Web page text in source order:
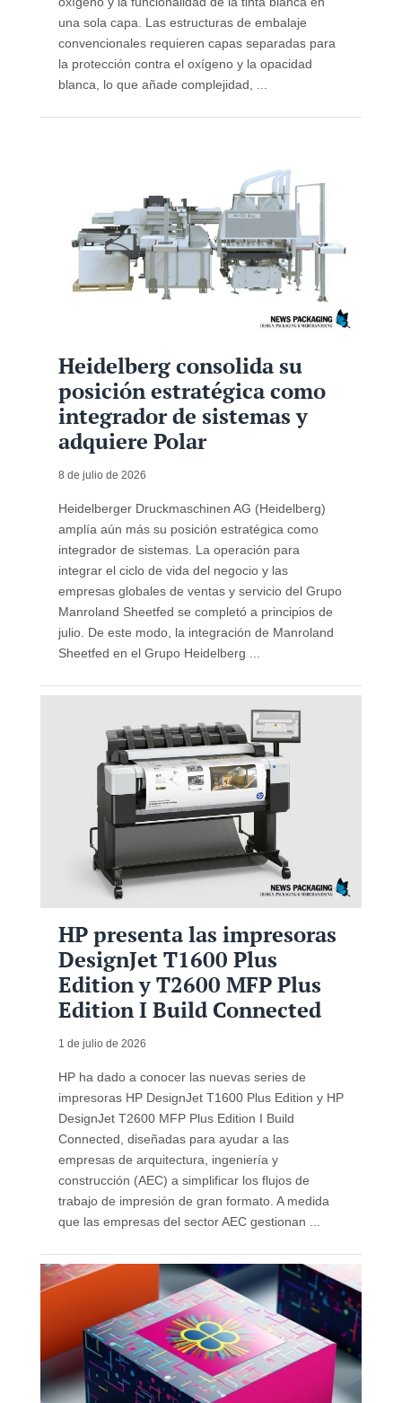
una sola capa. Las estructuras de embalaje
convencionales requieren capas separadas para
la protección contra el oxígeno y la opacidad
blanca, lo que añade complejidad, ...
Heidelberg consolida su
posición estratégica como
integrador de sistemas y
adquiere Polar
8 de julio de 2026
Heidelberger Druckmaschinen AG (Heidelberg)
amplía aún más su posición estratégica como
integrador de sistemas. La operación para
integrar el ciclo de vida del negocio y las
empresas globales de ventas y servicio del Grupo
Manroland Sheetfed se completó a principios de
julio. De este modo, la integración de Manroland
Sheetfed en el Grupo Heidelberg ...
HP presenta las impresoras
DesignJet T1600 Plus
Edition y T2600 MFP Plus
Edition I Build Connected
1 de julio de 2026
HP ha dado a conocer las nuevas series de
impresoras HP DesignJet T1600 Plus Edition y HP
DesignJet T2600 MFP Plus Edition I Build
Connected, diseñadas para ayudar a las
empresas de arquitectura, ingeniería y
construcción (AEC) a simplificar los flujos de
trabajo de impresión de gran formato. A medida
que las empresas del sector AEC gestionan ...